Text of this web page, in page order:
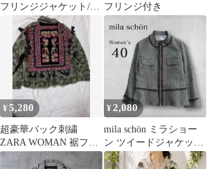
フリンジジャケット/ツ
イードシャツジャケッ
フリンジ付き
¥5,280
超豪華バック刺繍
ZARA WOMAN 裾フリ
ル ミリタリージャケッ
¥2,080
mila schön ミラショー
ン ツイードジャケット
アンゴラ混 日本製 40